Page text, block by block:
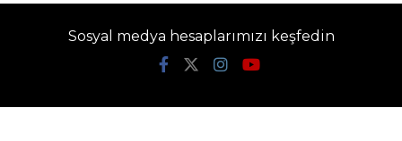
Sosyal medya hesaplarımızı keşfedin